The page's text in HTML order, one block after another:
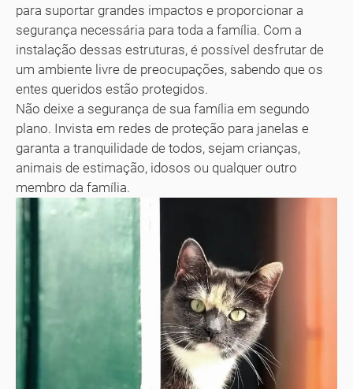
para suportar grandes impactos e proporcionar a
segurança necessária para toda a família. Com a
instalação dessas estruturas, é possível desfrutar de
um ambiente livre de preocupações, sabendo que os
entes queridos estão protegidos.
Não deixe a segurança de sua família em segundo
plano. Invista em redes de proteção para janelas e
garanta a tranquilidade de todos, sejam crianças,
animais de estimação, idosos ou qualquer outro
membro da família.